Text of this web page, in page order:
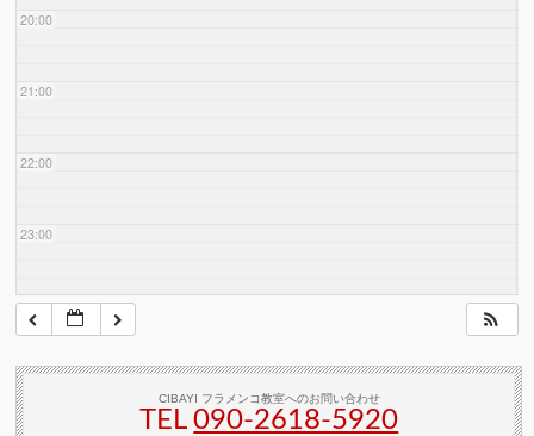
20:00
21:00
22:00
23:00
CIBAYI フラメンコ教室へのお問い合わせ
TEL090-2618‐5920